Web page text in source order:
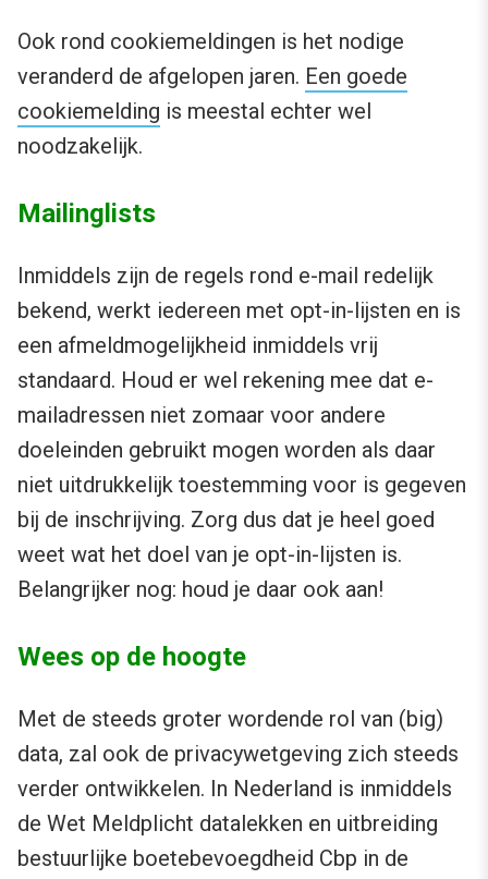
Ook rond cookiemeldingen is het nodige
veranderd de afgelopen jaren. Een goede
cookiemelding is meestal echter wel
noodzakelijk.
Mailinglists
Inmiddels zijn de regels rond e-mail redelijk
bekend, werkt iedereen met opt-in-lijsten en is
een afmeldmogelijkheid inmiddels vrij
standaard. Houd er wel rekening mee dat e-
mailadressen niet zomaar voor andere
doeleinden gebruikt mogen worden als daar
niet uitdrukkelijk toestemming voor is gegeven
bij de inschrijving. Zorg dus dat je heel goed
weet wat het doel van je opt-in-lijsten is.
Belangrijker nog: houd je daar ook aan!
Wees op de hoogte
Met de steeds groter wordende rol van (big)
data, zal ook de privacywetgeving zich steeds
verder ontwikkelen. In Nederland is inmiddels
de Wet Meldplicht datalekken en uitbreiding
bestuurlijke boetebevoegdheid Cbp in de